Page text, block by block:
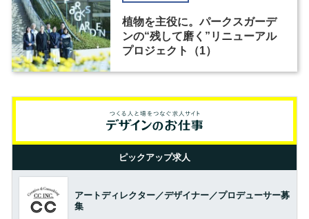
植物を主役に。パークスガーデ
ンの“残して磨く”リニューアル
プロジェクト（1）
ピックアップ求人
アートディレクター／デザイナー／プロデューサー募
集